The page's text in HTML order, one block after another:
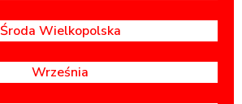
Środa Wielkopolska
Września